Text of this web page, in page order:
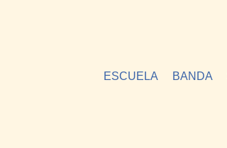
ESCUELA BANDA